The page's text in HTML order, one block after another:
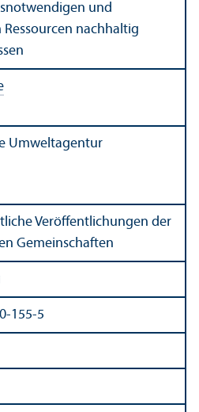
und
nachhaltig
Umweltagentur
Veröffentlichungen der
Gemeinschaften
155-5